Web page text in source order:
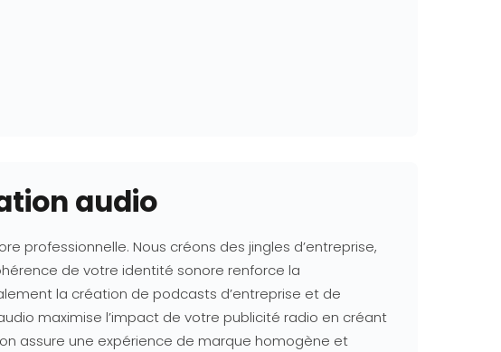
audio
professionnelle. Nous créons des jingles d’entreprise,
de votre identité sonore renforce la
la création de podcasts d’entreprise et de
maximise l’impact de votre publicité radio en créant
assure une expérience de marque homogène et